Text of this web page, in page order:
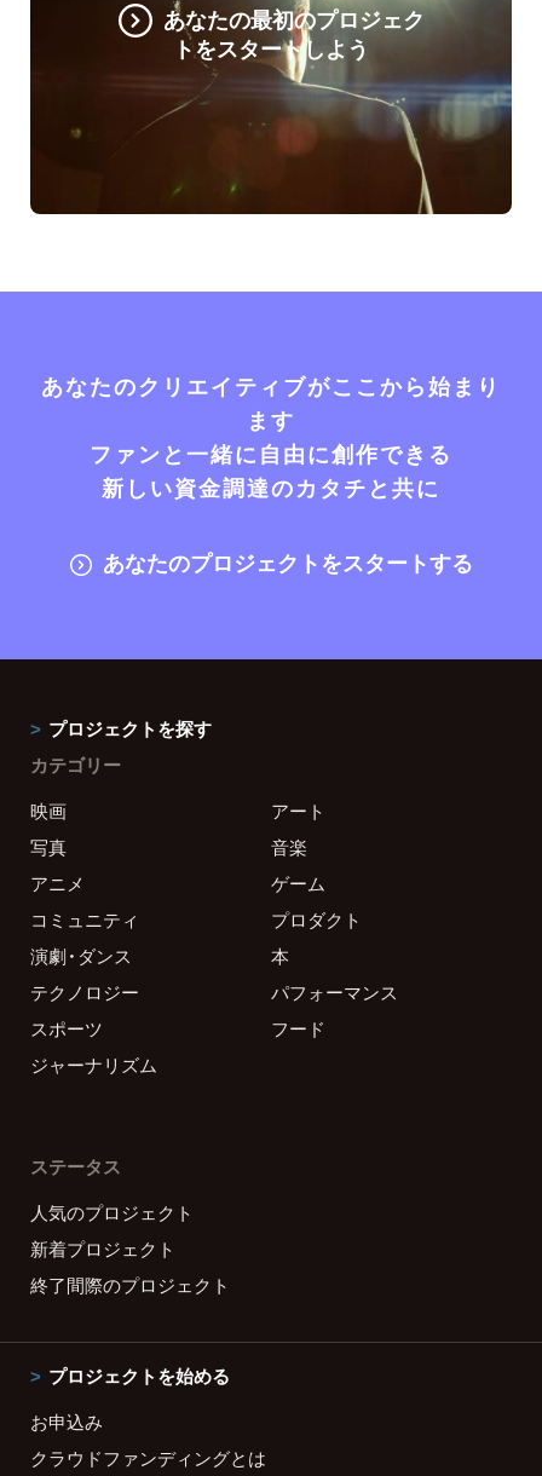
あなたの最初のプロジェク
トをスタートしよう
あなたのクリエイティブがここから始まり
ます
ファンと一緒に自由に創作できる
新しい資金調達のカタチと共に
あなたのプロジェクトをスタートする
プロジェクトを探す
カテゴリー
映画
アート
写真
音楽
アニメ
ゲーム
コミュニティ
プロダクト
演劇・ダンス
本
テクノロジー
パフォーマンス
スポーツ
フード
ジャーナリズム
ステータス
人気のプロジェクト
新着プロジェクト
終了間際のプロジェクト
プロジェクトを始める
お申込み
クラウドファンディングとは